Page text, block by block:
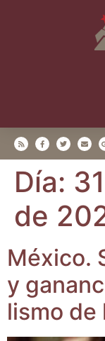
Día:
de
Méxi­co.
y
lis­mo de